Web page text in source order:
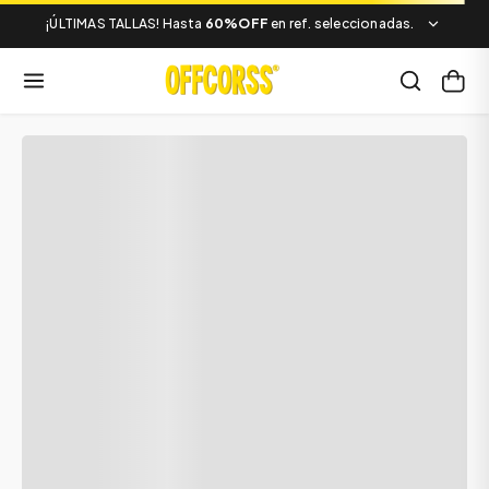
¡ÚLTIMAS TALLAS! Hasta 60%OFF en ref. seleccionadas.